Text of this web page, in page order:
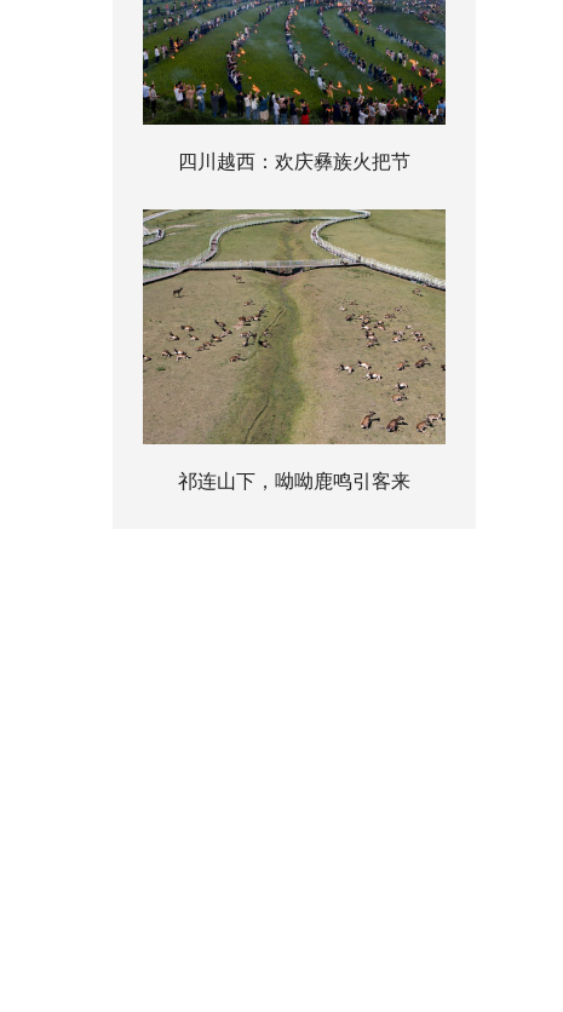
四川越西：欢庆彝族火把节
祁连山下，呦呦鹿鸣引客来